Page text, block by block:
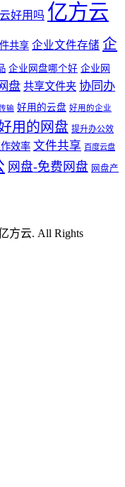
好用吗 亿方云
共享 企业文件存储 企
企业网盘哪个好 企业网
盘 共享文件夹 协同办
输 好用的云盘 好用的企业
用的网盘 提升办公效
效率 文件共享 百度云盘
网盘-免费网盘 网盘产
方云. All Rights